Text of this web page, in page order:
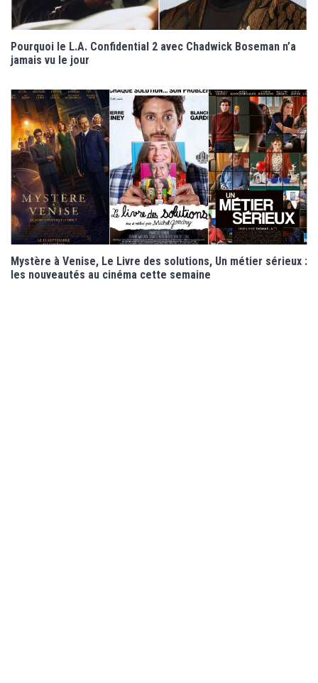
Pourquoi le L.A. Confidential 2 avec Chadwick Boseman n’a
jamais vu le jour
Mystère à Venise, Le Livre des solutions, Un métier sérieux :
les nouveautés au cinéma cette semaine